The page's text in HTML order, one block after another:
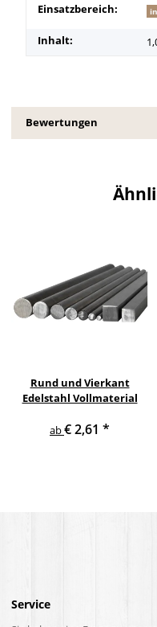
Produkteigenschaft
Wert
Einsatzbereich:
Inhalt:
Bewertungen
Rund und Vierkant
Edelstahl Vollmaterial
ab€ 2,61 *
Service